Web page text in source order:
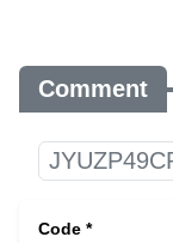
Comment
Code *